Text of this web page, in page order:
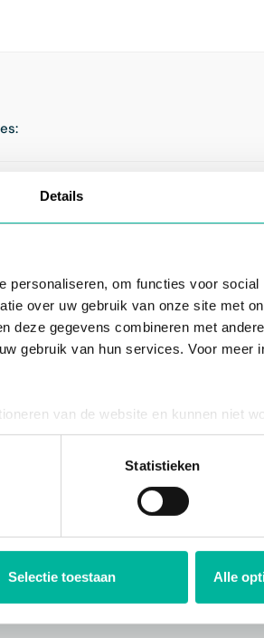
Details
personaliseren, om functies voor
over uw gebruik van onze site met
deze gegevens combineren met
gebruik van hun services. Voor meer
van de website en kunnen niet
voor het gebruik van andere
Statistieken
Selectie toestaan Alle
je aan te geven welke contacten
die de rechtstreekse link
die het formulier wensen in te
Formulieren delen en promoten